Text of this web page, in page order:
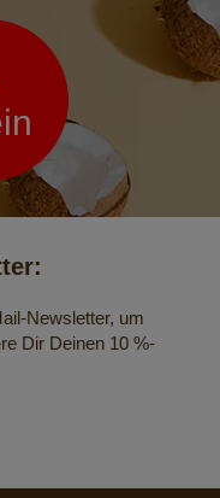
Newsletter, um
Dir Deinen 10 %-